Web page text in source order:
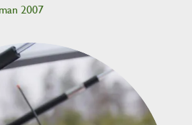
2007